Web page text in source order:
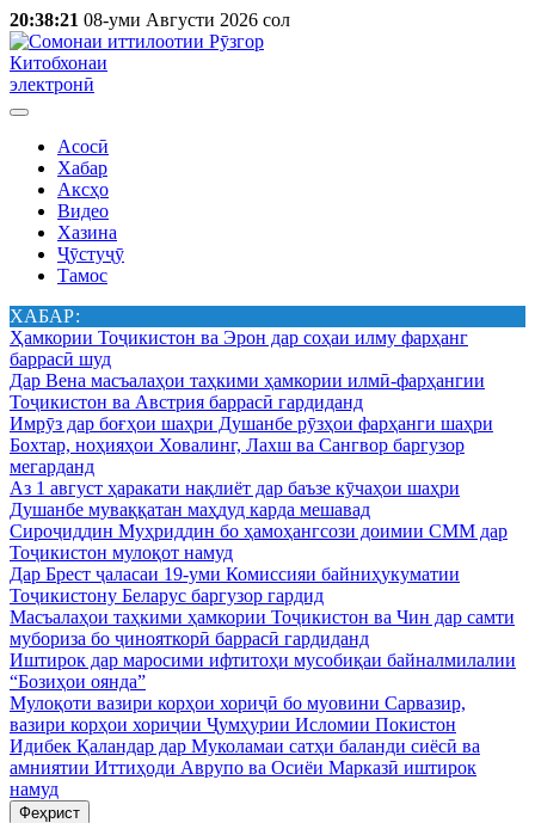
20:38:21 08-уми Августи 2026 сол
Китобхонаи
электронӣ
Асосӣ
Хабар
Аксҳо
Видео
Хазина
Ҷӯстуҷӯ
Тамос
ХАБАР:
Ҳамкории Тоҷикистон ва Эрон дар соҳаи илму фарҳанг
баррасӣ шуд
Дар Вена масъалаҳои таҳкими ҳамкории илмӣ-фарҳангии
Тоҷикистон ва Австрия баррасӣ гардиданд
Имрӯз дар боғҳои шаҳри Душанбе рӯзҳои фарҳанги шаҳри
Бохтар, ноҳияҳои Ховалинг, Лахш ва Сангвор баргузор
мегарданд
Аз 1 август ҳаракати нақлиёт дар баъзе кӯчаҳои шаҳри
Душанбе муваққатан маҳдуд карда мешавад
Сироҷиддин Муҳриддин бо ҳамоҳангсози доимии СММ дар
Тоҷикистон мулоқот намуд
Дар Брест ҷаласаи 19-уми Комиссияи байниҳукуматии
Тоҷикистону Беларус баргузор гардид
Масъалаҳои таҳкими ҳамкории Тоҷикистон ва Чин дар самти
мубориза бо ҷинояткорӣ баррасӣ гардиданд
Иштирок дар маросими ифтитоҳи мусобиқаи байналмилалии
“Бозиҳои оянда”
Мулоқоти вазири корҳои хориҷӣ бо муовини Сарвазир,
вазири корҳои хориҷии Ҷумҳурии Исломии Покистон
Идибек Қаландар дар Муколамаи сатҳи баланди сиёсӣ ва
амниятии Иттиҳоди Аврупо ва Осиёи Марказӣ иштирок
намуд
Феҳрист